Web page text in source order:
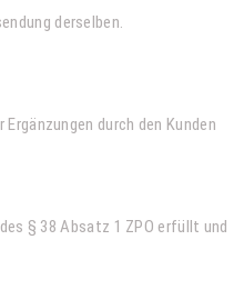
derselben.
durch den Kunden
§ 38 Absatz 1 ZPO erfüllt und